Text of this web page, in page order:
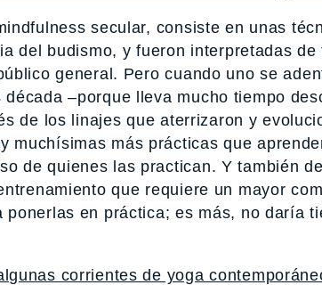
secular, consiste en unas
del budismo, y fueron interpretadas
general. Pero cuando uno se
década –porque lleva mucho tiempo
de los linajes que aterrizaron y
muchísimas más prácticas que
de quienes las practican. Y también
que requiere un mayor
ponerlas en práctica; es más, no daría
corrientes de yoga